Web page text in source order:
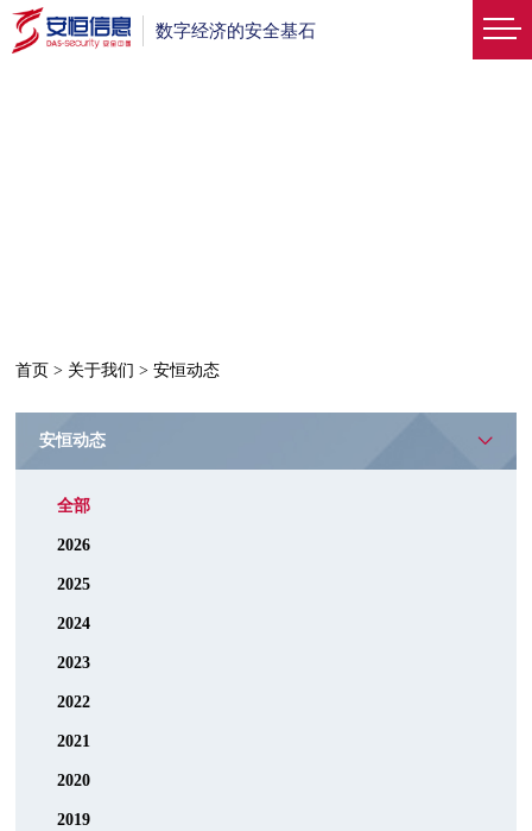
数字经济的安全基石
首页 > 关于我们 >安恒动态
安恒动态
全部
2026
2025
2024
2023
2022
2021
2020
2019